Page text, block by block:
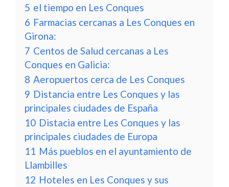
5 el tiempo en Les Conques
6 Farmacias cercanas a Les Conques en
Girona:
7 Centos de Salud cercanas a Les
Conques en Galicia:
8 Aeropuertos cerca de Les Conques
9 Distancia entre Les Conques y las
principales ciudades de España
10 Distacia entre Les Conques y las
principales ciudades de Europa
11 Más pueblos en el ayuntamiento de
Llambilles
12 Hoteles en Les Conques y sus